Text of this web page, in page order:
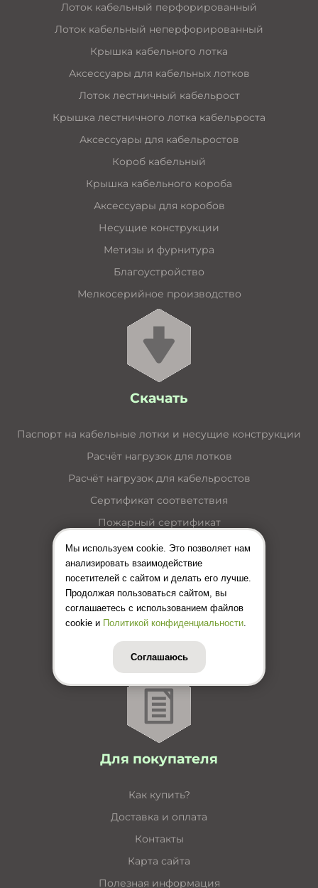
Лоток кабельный перфорированный
Лоток кабельный неперфорированный
Крышка кабельного лотка
Аксессуары для кабельных лотков
Лоток лестничный кабельрост
Крышка лестничного лотка кабельроста
Аксессуары для кабельростов
Короб кабельный
Крышка кабельного короба
Аксессуары для коробов
Несущие конструкции
Метизы и фурнитура
Благоустройство
Мелкосерийное производство
Скачать
Паспорт на кабельные лотки и несущие конструкции
Расчёт нагрузок для лотков
Расчёт нагрузок для кабельростов
Сертификат соответствия
Пожарный сертификат
Каталог кабельные лотки
Каталог лестничные лотки
Каталог кабельные короба
Каталог несущие конструкции
Инструкция по монтажу лотков
Цены (Прайс-лист)
Для покупателя
Как купить?
Доставка и оплата
Контакты
Карта сайта
Полезная информация
Мы используем cookie. Это позволяет нам
анализировать взаимодействие
посетителей с сайтом и делать его лучше.
Продолжая пользоваться сайтом, вы
соглашаетесь с использованием файлов
cookie и Политикой конфиденциальности
Соглашаюсь